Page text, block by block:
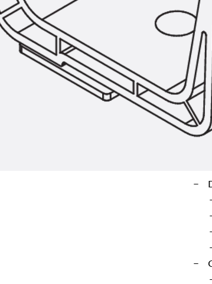
flexiblen und kostengünstigen Führung
Polyamid und ist in zwei
DIN IEC 695 Teil 2-1. Der Sammelhalter